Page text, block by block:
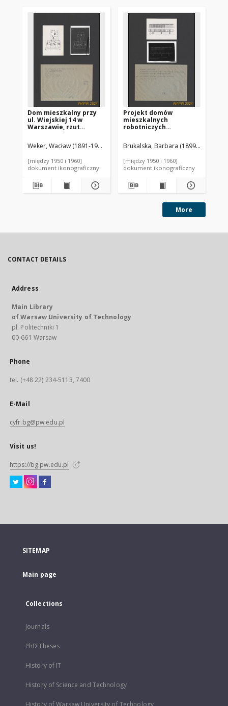
Dom mieszkalny przy
ul. Wiejskiej 14 w
Warszawie, rzut
Weker, Wacław (1891-1944). Autor Olszewski, Czesław (1894-1969).
[między 1950 i 1960]
dokument ikonograficzny
Projekt domów
mieszkalnych
robotniczych
Robotniczych (TOR) w
Warszawie - Konkurs
106, nagrodzona. Zdj. 1,
Elewacje budynków i
Brukalska, Barbara (1899-1980).
[między 1950 i 1960]
dokument ikonograficzny
More
CONTACT DETAILS
Address
Main Library
of Warsaw University of Technology
pl. Politechniki 1
00-661 Warsaw
Phone
tel. (+48 22) 234-5113, 7400
E-Mail
cyfr.bg@pw.edu.pl
Visit us!
https://bg.pw.edu.pl
SITEMAP
Main page
Collections
Journals
PhD Theses
History of IT
History of Science and Technology
History of Warsaw University of Technology